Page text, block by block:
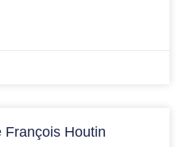
François Houtin